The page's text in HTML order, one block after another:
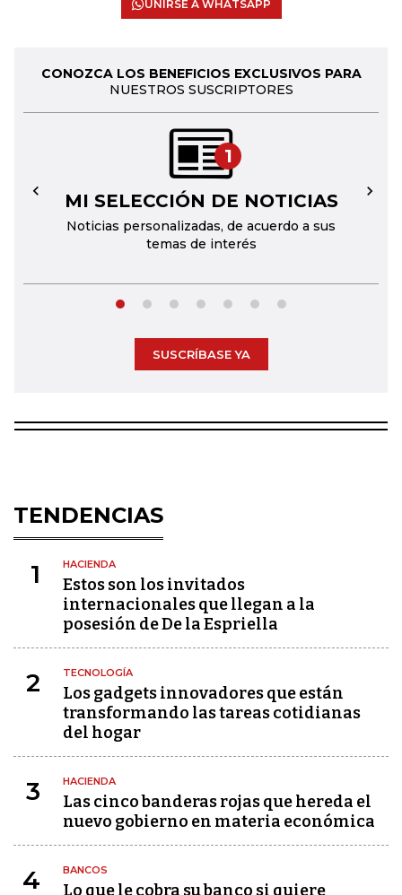
UNIRSE A WHATSAPP
CONOZCA LOS BENEFICIOS EXCLUSIVOS PARA
NUESTROS SUSCRIPTORES
1
MI SELECCIÓN DE NOTICIAS
Noticias personalizadas, de acuerdo a sus
temas de interés
← →
SUSCRÍBASE YA
TENDENCIAS
1 HACIENDA
Estos son los invitados
internacionales que llegan a la
posesión de De la Espriella
2 TECNOLOGÍA
Los gadgets innovadores que están
transformando las tareas cotidianas
del hogar
3 HACIENDA
Las cinco banderas rojas que hereda el
nuevo gobierno en materia económica
4 BANCOS
Lo que le cobra su banco si quiere